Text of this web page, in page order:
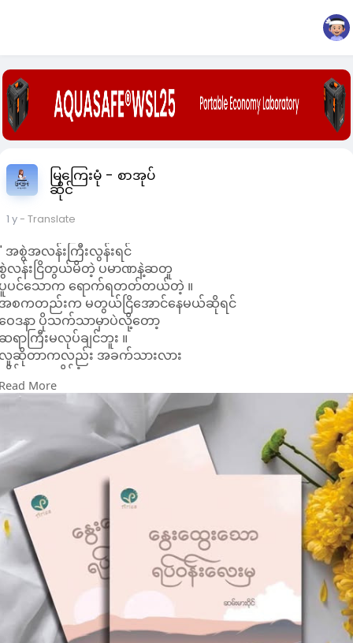
မြကြေးမုံ - စာအုပ်
ဆိုင်
1 y- Translate
အစွဲအလန်းကြီးလွန်းရင်
လန်းငြိတွယ်မိတဲ့ ပမာဏနဲ့ဆတူ
ပင်သောက ရောက်ရတတ်တယ်တဲ့ ။
စကတည်းက မတွယ်ငြိအောင်နေမယ်ဆိုရင်
ေဒနာ ပိုသက်သာမှာပဲလို့တော့
ရာကြီးမလုပ်ချင်ဘူး ။
ဆိုတာကလည်း အခက်သားလား
င်နေကျထိုင်ခုံလေး
ပ်နေကျအိပ်ရာလေးကိုတောင်
လန်းကြသေးတာပဲ
က်ရှိလေးတွေဆို ပြောဖွယ်ရာမရှိဘူးပေါ့။
ချစ်နဲ့လို့ မပြောလိုဘူး ချစ်ပါ
စွဲလန်းနဲ့လို့ မပြောလိုဘူး စွဲလန်းပါ
စ်နေ့နေ့မှာတော့
ယ်လိုဖြေဆေးသုံးရမလဲ ဆိုတာကိုတော့
ြိုပြင်ဆင်ထားပါ။"
နွေးထွေးသောရပ်ဝန်းလေးမှ
More